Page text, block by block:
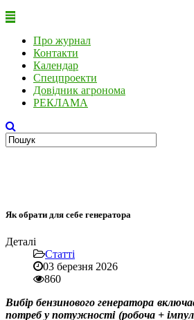
Про журнал
Контакти
Календар
Спецпроекти
Довідник агронома
РЕКЛАМА
Як обрати для себе генератора
Деталі
Статті
03 березня 2026
860
Вибір бензинового генератора
потреб у потужності (робоча +